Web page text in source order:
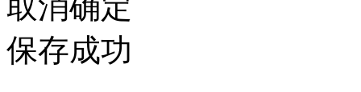
保存成功